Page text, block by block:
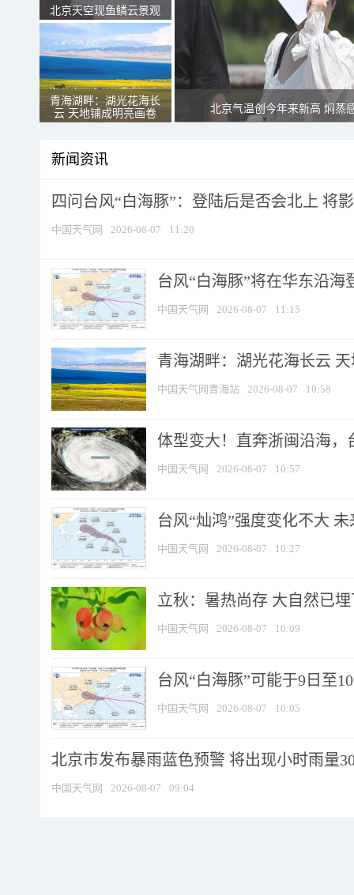
北京天空现鱼鳞云景观
青海湖畔：湖光花海长
云 天地铺成明亮画卷
北京气温创今年来新高 焖蒸
新闻资讯
四问台风“白海豚”：登陆后是否会北上 将
中国天气网 2026-08-07 11:20
台风“白海豚”将在华东沿
中国天气网 2026-08-07 11:15
青海湖畔：湖光花海长云
中国天气网青海站 2026-08-07 10:58
体型变大！直奔浙闽沿海，
中国天气网 2026-08-07 10:57
台风“灿鸿”强度变化不大
中国天气网 2026-08-07 10:27
立秋：暑热尚存 大自然已
中国天气网 2026-08-07 10:09
台风“白海豚”可能于9日至
中国天气网 2026-08-07 10:05
北京市发布暴雨蓝色预警 将出现小时雨量
中国天气网 2026-08-07 09:04